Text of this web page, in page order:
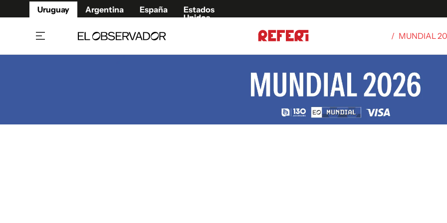
Uruguay Argentina España
Estados
Unidos
/ MUNDIAL